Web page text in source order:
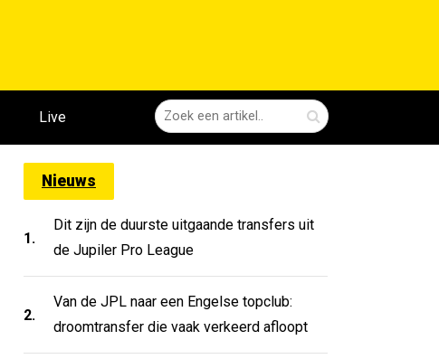
Live
Nieuws
1.
Dit zijn de duurste uitgaande transfers uit
de Jupiler Pro League
2.
Van de JPL naar een Engelse topclub:
droomtransfer die vaak verkeerd afloopt